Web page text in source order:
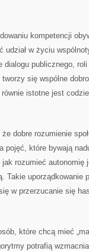
kompetencji
udział w życiu
publicznego,
się wspólne
istotne jest
dobre rozumienie
pojęć, które bywają
rozumieć autonomię
Takie uporządkowanie
w przerzucanie się
które chcą mieć
potrafią